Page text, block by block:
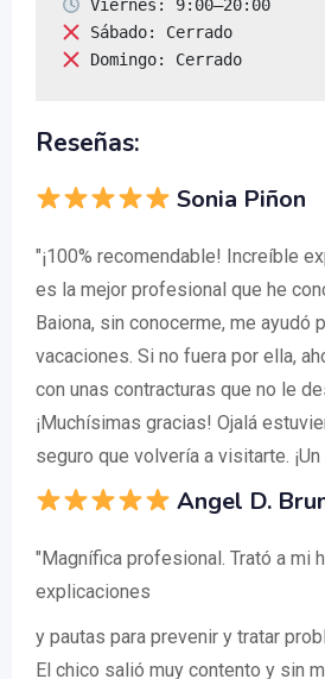
Domingo: Cerrado
Reseñas:
Sonia Piñon
"¡100% recomendable! Increíble
es la mejor profesional que he
Baiona, sin conocerme, me ayudó
vacaciones. Si no fuera por ella,
con unas contracturas que no le
¡Muchísimas gracias! Ojalá
seguro que volvería a visitarte.
Angel D.
"Magnífica profesional. Trató a mi
explicaciones
y pautas para prevenir y tratar
El chico salió muy contento y sin